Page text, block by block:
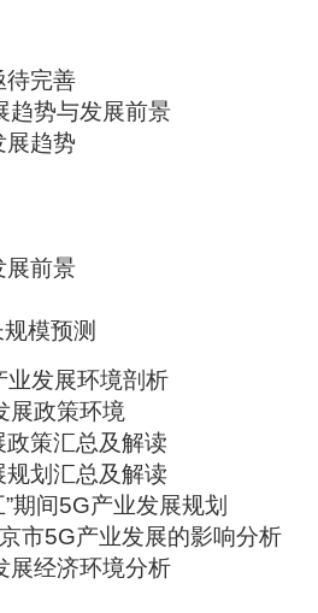
待完善
趋势与发展前景
展趋势
展前景
模预测
发展环境剖析
展政策环境
策汇总及解读
划汇总及解读
期间5G产业发展规划
市5G产业发展的影响分析
展经济环境分析